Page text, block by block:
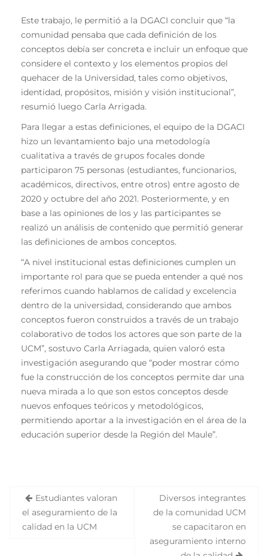
Este trabajo, le permitió a la DGACI concluir que “la
comunidad pensaba que cada definición de los
conceptos debía ser concreta e incluir un enfoque que
considere el contexto y los elementos propios del
quehacer de la Universidad, tales como objetivos,
identidad, propósitos, misión y visión institucional”,
resumió luego Carla Arrigada.
Para llegar a estas definiciones, el equipo de la DGACI
hizo un levantamiento bajo una metodología
cualitativa a través de grupos focales donde
participaron 75 personas (estudiantes, funcionarios,
académicos, directivos, entre otros) entre agosto de
2020 y octubre del año 2021. Posteriormente, y en
base a las opiniones de los y las participantes se
realizó un análisis de contenido que permitió generar
las definiciones de ambos conceptos.
“A nivel institucional estas definiciones cumplen un
importante rol para que se pueda entender a qué nos
referimos cuando hablamos de calidad y excelencia
dentro de la universidad, considerando que ambos
conceptos fueron construidos a través de un trabajo
colaborativo de todos los actores que son parte de la
UCM”, sostuvo Carla Arriagada, quien valoró esta
investigación asegurando que “poder mostrar cómo
fue la construcción de los conceptos permite dar una
nueva mirada a lo que son estos conceptos desde
nuevos enfoques teóricos y metodológicos,
permitiendo aportar a la investigación en el área de la
educación superior desde la Región del Maule”.
N
Estudiantes valoran
el aseguramiento de la
calidad en la UCM
Diversos integrantes
de la comunidad UCM
se capacitaron en
aseguramiento interno